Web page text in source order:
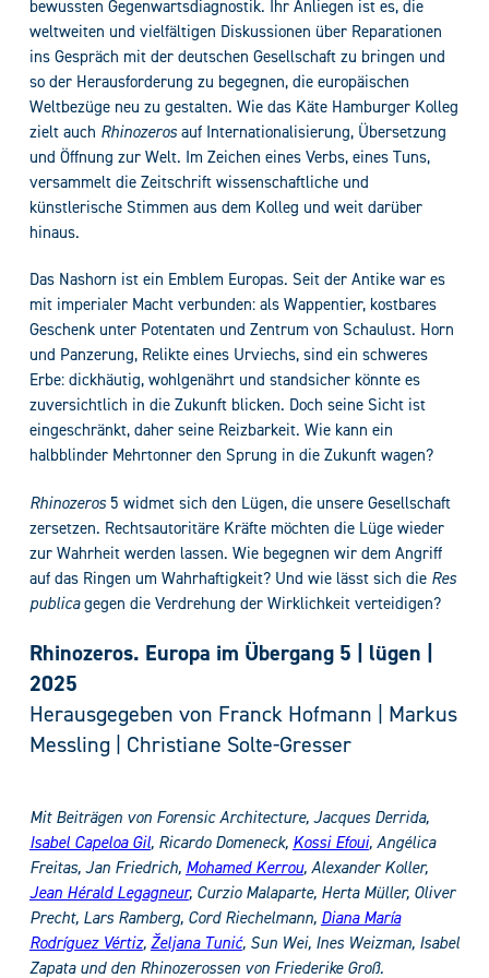
bewussten Gegenwartsdiagnostik. Ihr Anliegen ist es, die
weltweiten und vielfältigen Diskussionen über Reparationen
ins Gespräch mit der deutschen Gesellschaft zu bringen und
so der Herausforderung zu begegnen, die europäischen
Weltbezüge neu zu gestalten. Wie das Käte Hamburger Kolleg
zielt auch Rhinozerosauf Internationalisierung, Übersetzung
und Öffnung zur Welt. Im Zeichen eines Verbs, eines Tuns,
versammelt die Zeitschrift wissenschaftliche und
künstlerische Stimmen aus dem Kolleg und weit darüber
hinaus.
Das Nashorn ist ein Emblem Europas. Seit der Antike war es
mit imperialer Macht verbunden: als Wappentier, kostbares
Geschenk unter Potentaten und Zentrum von Schaulust. Horn
und Panzerung, Relikte eines Urviechs, sind ein schweres
Erbe: dickhäutig, wohlgenährt und standsicher könnte es
zuversichtlich in die Zukunft blicken. Doch seine Sicht ist
eingeschränkt, daher seine Reizbarkeit. Wie kann ein
halbblinder Mehrtonner den Sprung in die Zukunft wagen?
Rhinozeros5 widmet sich den Lügen, die unsere Gesellschaft
zersetzen. Rechtsautoritäre Kräfte möchten die Lüge wieder
zur Wahrheit werden lassen. Wie begegnen wir dem Angriff
auf das Ringen um Wahrhaftigkeit? Und wie lässt sich die Res
publicagegen die Verdrehung der Wirklichkeit verteidigen?
Rhinozeros. Europa im Übergang 5 | lügen |
2025
Herausgegeben von Franck Hofmann | Markus
Messling | Christiane Solte-Gresser
Mit Beiträgen von Forensic Architecture, Jacques Derrida,
Isabel Capeloa Gil, Ricardo Domeneck, Kossi Efoui, Angélica
Freitas, Jan Friedrich, Mohamed Kerrou, Alexander Koller,
Jean Hérald Legagneur, Curzio Malaparte, Herta Müller, Oliver
Precht, Lars Ramberg, Cord Riechelmann, Diana María
Rodríguez Vértiz, Željana Tunić, Sun Wei, Ines Weizman, Isabel
Zapata und den Rhinozerossen von Friederike Groß.